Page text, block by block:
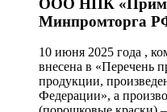
ООО НПК
Минпромторга
10 июня 2025 года ,
внесена в «Перечень
продукции,
Федерации», а